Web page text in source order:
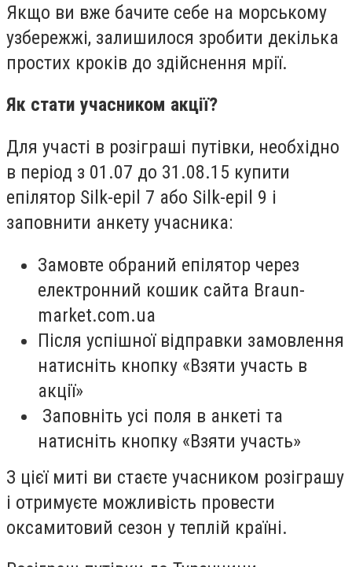
Якщо ви вже бачите себе на морському
узбережжі, залишилося зробити декілька
простих кроків до здійснення мрії.
Як стати учасником акції?
Для участі в розіграші путівки, необхідно
в період з 01.07 до 31.08.15 купити
епілятор Silk-epil 7 або Silk-epil 9 і
заповнити анкету учасника:
Замовте обраний епілятор через
електронний кошик сайта Braun-
market.com.ua
Після успішної відправки замовлення
натисніть кнопку «Взяти участь в
акції»
Заповніть усі поля в анкеті та
натисніть кнопку «Взяти участь»
З цієї миті ви стаєте учасником розіграшу
і отримуєте можливість провести
оксамитовий сезон у теплій країні.